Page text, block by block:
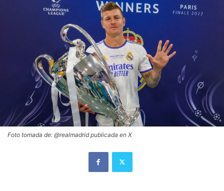
Foto tomada de: @realmadrid publicada en X